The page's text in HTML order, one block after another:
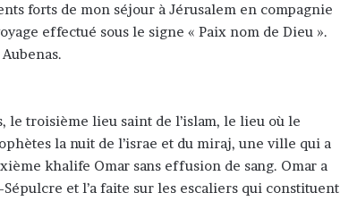
forts de mon séjour à Jérusalem en compagnie
effectué sous le signe « Paix nom de Dieu ».
le troisième lieu saint de l’islam, le lieu où le
la nuit de l’israe et du miraj, une ville qui a
khalife Omar sans effusion de sang. Omar a
et l’a faite sur les escaliers qui constituent